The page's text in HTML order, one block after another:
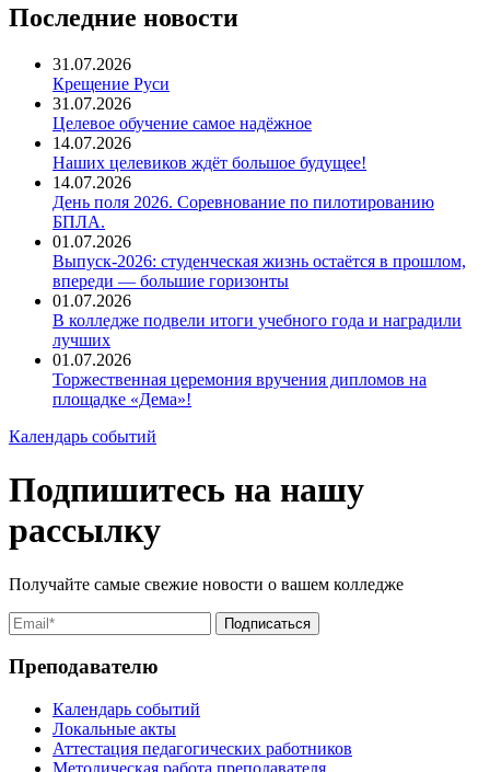
Последние новости
31.07.2026
Крещение Руси
31.07.2026
Целевое обучение самое надёжное
14.07.2026
Наших целевиков ждёт большое будущее!
14.07.2026
День поля 2026. Соревнование по пилотированию
БПЛА.
01.07.2026
Выпуск-2026: студенческая жизнь остаётся в прошлом,
впереди — большие горизонты
01.07.2026
В колледже подвели итоги учебного года и наградили
лучших
01.07.2026
Торжественная церемония вручения дипломов на
площадке «Дема»!
Календарь событий
Подпишитесь на нашу
рассылку
Получайте самые свежие новости о вашем колледже
Преподавателю
Календарь событий
Локальные акты
Аттестация педагогических работников
Методическая работа преподавателя